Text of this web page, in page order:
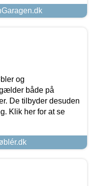
og
både på
De tilbyder desuden
Klik her for at se